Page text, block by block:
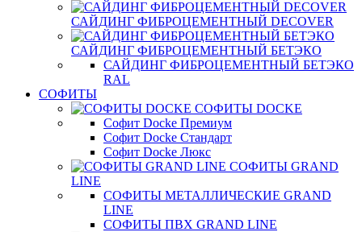
САЙДИНГ ФИБРОЦЕМЕНТНЫЙ DECOVER
САЙДИНГ ФИБРОЦЕМЕНТНЫЙ БЕТЭКО
САЙДИНГ ФИБРОЦЕМЕНТНЫЙ БЕТЭКО
RAL
СОФИТЫ
СОФИТЫ DOCKE
Софит Docke Премиум
Софит Docke Стандарт
Софит Docke Люкс
СОФИТЫ GRAND
LINE
СОФИТЫ МЕТАЛЛИЧЕСКИЕ GRAND
LINE
СОФИТЫ ПВХ GRAND LINE